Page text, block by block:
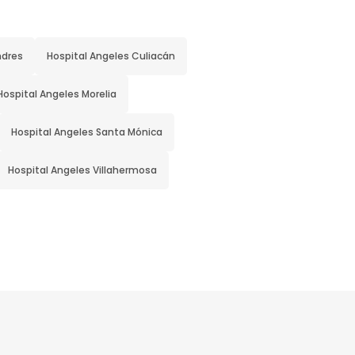
Hospital Angeles Culiacán
Angeles Morelia
Hospital Angeles Santa Mónica
Hospital Angeles Villahermosa